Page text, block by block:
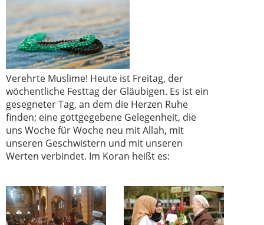
Verehrte Muslime! Heute ist Freitag, der
wöchentliche Festtag der Gläubigen. Es ist ein
gesegneter Tag, an dem die Herzen Ruhe
finden; eine gottgegebene Gelegenheit, die
uns Woche für Woche neu mit Allah, mit
unseren Geschwistern und mit unseren
Werten verbindet. Im Koran heißt es: